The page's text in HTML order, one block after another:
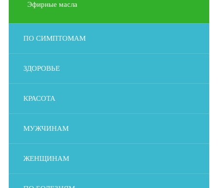
Эфирные масла
ПО СИМПТОМАМ
ЗДОРОВЬЕ
КРАСОТА
МУЖЧИНАМ
ЖЕНЩИНАМ